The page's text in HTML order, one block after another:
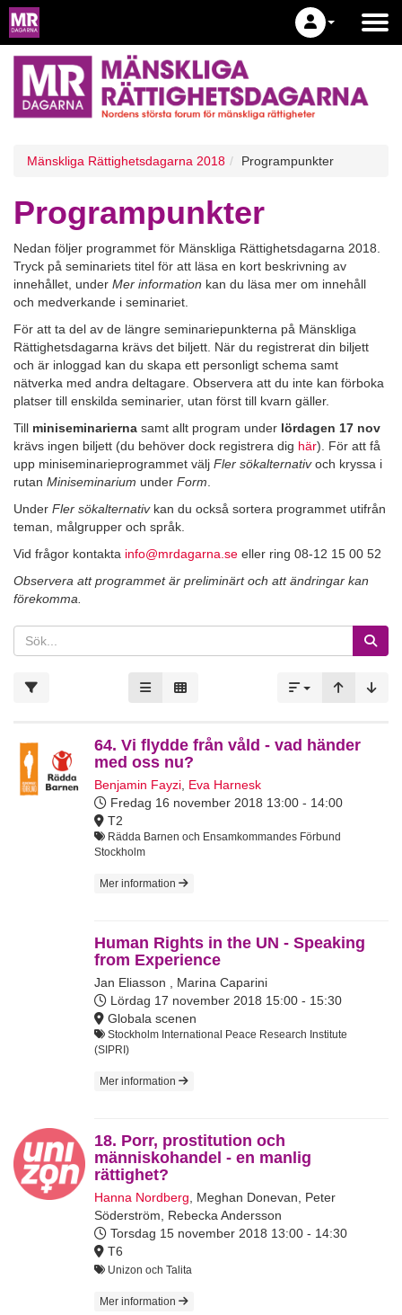
Mänskliga Rättighetsdagarna 2018 Programpunkter
Programpunkter
Nedan följer programmet för Mänskliga Rättighetsdagarna 2018.
Tryck på seminariets titel för att läsa en kort beskrivning av
innehållet, under Mer information kan du läsa mer om innehåll
och medverkande i seminariet.
För att ta del av de längre seminariepunkterna på Mänskliga
Rättighetsdagarna krävs det biljett. När du registrerat din biljett
och är inloggad kan du skapa ett personligt schema samt
nätverka med andra deltagare. Observera att du inte kan förboka
platser till enskilda seminarier, utan först till kvarn gäller.
Till miniseminarierna samt allt program under lördagen 17 nov
krävs ingen biljett (du behöver dock registrera dig här). För att få
upp miniseminarieprogrammet välj Fler sökalternativoch kryssa i
rutan Miniseminarium under Form
Under Fler sökalternativ kan du också sortera programmet utifrån
teman, målgrupper och språk.
Vid frågor kontakta info@mrdagarna.se eller ring 08-12 15 00 52
Observera att programmet är preliminärt och att ändringar kan
förekomma.
64. Vi flydde från våld - vad händer
med oss nu?
Benjamin Fayzi Eva Harnesk
Fredag 16 november 2018 13:00 - 14:00
T2
Rädda Barnen och Ensamkommandes Förbund
Stockholm
Mer information
Human Rights in the UN - Speaking
from Experience
Jan Eliasson
Marina Caparini
Lördag 17 november 2018 15:00 - 15:30
Globala scenen
Stockholm International Peace Research Institute
(SIPRI)
Mer information
18. Porr, prostitution och
människohandel - en manlig
rättighet?
Hanna Nordberg Meghan Donevan
Peter
Söderström
Rebecka Andersson
Torsdag 15 november 2018 13:00 - 14:30
T6
Unizon och Talita
Mer information